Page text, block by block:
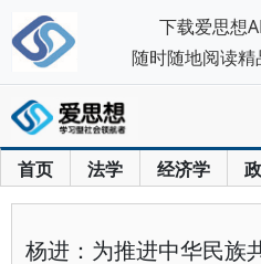
首页 法学 经济学
杨进：为推进中华民族
下载爱思想
随时随地阅读精